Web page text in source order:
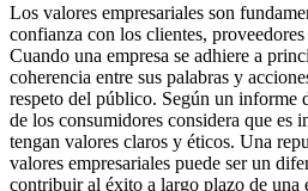
Los valores empresariales son
confianza con los clientes, proveedores
Cuando una empresa se adhiere a
coherencia entre sus palabras y
respeto del público. Según un informe
de los consumidores considera que es
tengan valores claros y éticos. Una
valores empresariales puede ser un
contribuir al éxito a largo plazo de una